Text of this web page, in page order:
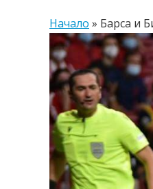
Начало » Барса и